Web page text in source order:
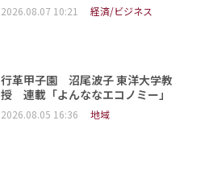
2026.08.07 10:21 経済/ビジネス
行革甲子園 沼尾波子 東洋大学教
授 連載「よんななエコノミー」
2026.08.05 16:36 地域